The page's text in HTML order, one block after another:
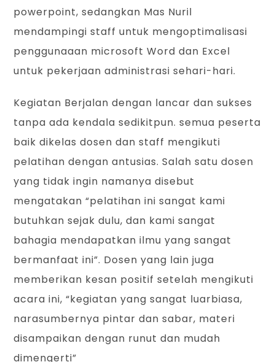
powerpoint, sedangkan Mas Nuril
mendampingi staff untuk mengoptimalisasi
penggunaaan microsoft Word dan Excel
untuk pekerjaan administrasi sehari-hari.
Kegiatan Berjalan dengan lancar dan sukses
tanpa ada kendala sedikitpun. semua peserta
baik dikelas dosen dan staff mengikuti
pelatihan dengan antusias. Salah satu dosen
yang tidak ingin namanya disebut
mengatakan “pelatihan ini sangat kami
butuhkan sejak dulu, dan kami sangat
bahagia mendapatkan ilmu yang sangat
bermanfaat ini”. Dosen yang lain juga
memberikan kesan positif setelah mengikuti
acara ini, “kegiatan yang sangat luarbiasa,
narasumbernya pintar dan sabar, materi
disampaikan dengan runut dan mudah
dimengerti”